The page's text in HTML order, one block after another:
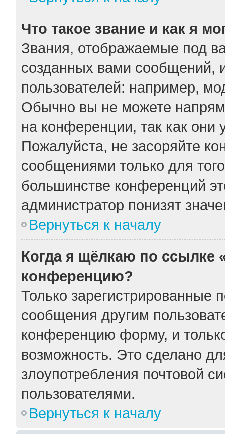
Что такое звание и как я
Звания, отображаемые под
созданных вами сообщений,
пользователей: например,
Обычно вы не можете
на конференции, так как
Пожалуйста, не засоряйте
сообщениями только для
большинстве конференций
администратор понизят
Вернуться к началу
Когда я щёлкаю по ссылке
конференцию?
Только зарегистрированные
сообщения другим
конференцию форму, и
возможность. Это сделано
злоупотребления почтовой
пользователями.
Вернуться к началу